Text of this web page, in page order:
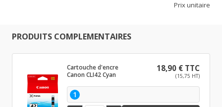
Prix unitaire
PRODUITS COMPLEMENTAIRES
Cartouche d'encre
Canon CLI42 Cyan
18,90 € TTC
(15,75 HT)
1